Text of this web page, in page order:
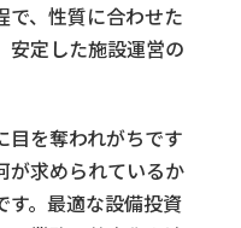
で、性質に合わせた
安定した施設運営の
目を奪われがちです
が求められているか
す。最適な設備投資